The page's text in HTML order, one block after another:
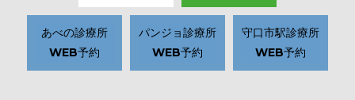
あべの診療所
WEB予約
パンジョ診療所
WEB予約
守口市駅診療所
WEB予約